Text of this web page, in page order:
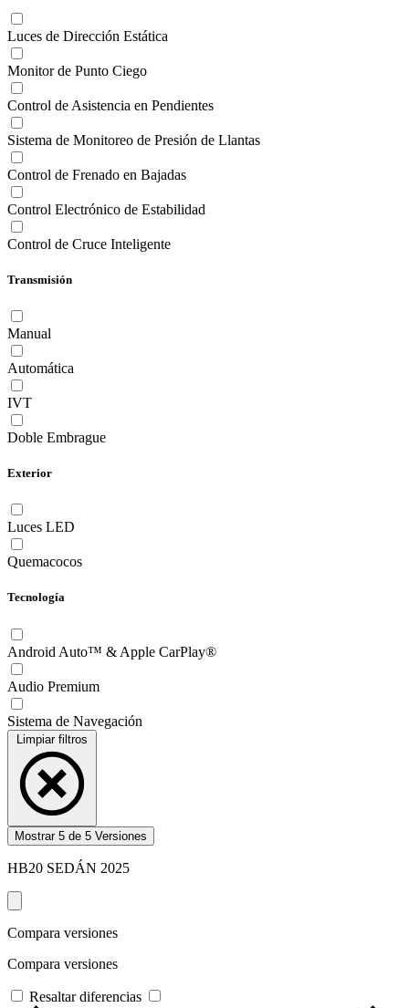
Luces de Dirección Estática
Monitor de Punto Ciego
Control de Asistencia en Pendientes
Sistema de Monitoreo de Presión de Llantas
Control de Frenado en Bajadas
Control Electrónico de Estabilidad
Control de Cruce Inteligente
Transmisión
Manual
Automática
IVT
Doble Embrague
Exterior
Luces LED
Quemacocos
Tecnología
Android Auto™ & Apple CarPlay®
Audio Premium
Sistema de Navegación
Limpiar filtros
Mostrar 5 de 5 Versiones
HB20 SEDÁN 2025
Compara versiones
Compara versiones
Resaltar diferencias